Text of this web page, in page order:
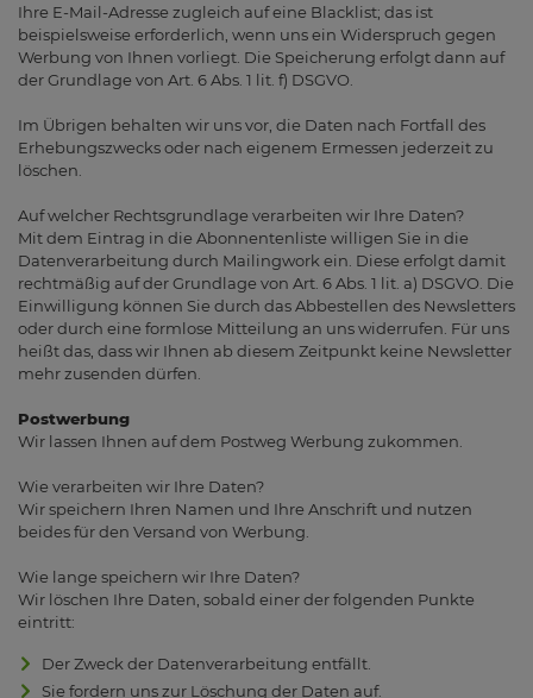
Ihre E-Mail-Adresse zugleich auf eine Blacklist; das ist
beispielsweise erforderlich, wenn uns ein Widerspruch gegen
Werbung von Ihnen vorliegt. Die Speicherung erfolgt dann auf
der Grundlage von Art. 6 Abs. 1 lit. f) DSGVO.
Im Übrigen behalten wir uns vor, die Daten nach Fortfall des
Erhebungszwecks oder nach eigenem Ermessen jederzeit zu
löschen.
Auf welcher Rechtsgrundlage verarbeiten wir Ihre Daten?
Mit dem Eintrag in die Abonnentenliste willigen Sie in die
Datenverarbeitung durch Mailingwork ein. Diese erfolgt damit
rechtmäßig auf der Grundlage von Art. 6 Abs. 1 lit. a) DSGVO. Die
Einwilligung können Sie durch das Abbestellen des Newsletters
oder durch eine formlose Mitteilung an uns widerrufen. Für uns
heißt das, dass wir Ihnen ab diesem Zeitpunkt keine Newsletter
mehr zusenden dürfen.
Postwerbung
Wir lassen Ihnen auf dem Postweg Werbung zukommen.
Wie verarbeiten wir Ihre Daten?
Wir speichern Ihren Namen und Ihre Anschrift und nutzen
beides für den Versand von Werbung.
Wie lange speichern wir Ihre Daten?
Wir löschen Ihre Daten, sobald einer der folgenden Punkte
eintritt:
Der Zweck der Datenverarbeitung entfällt.
Sie fordern uns zur Löschung der Daten auf.